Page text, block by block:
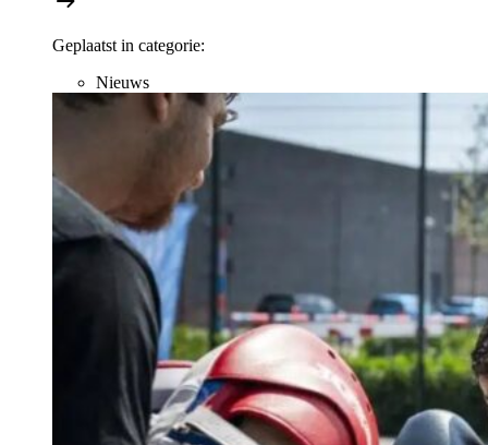
Geplaatst in categorie:
Nieuws